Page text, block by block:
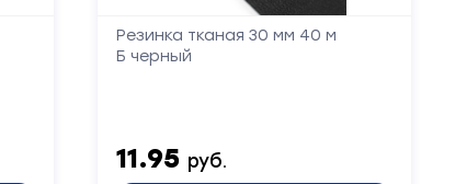
Резинка тканая 30 мм 40 м
Б черный
11.95 руб.